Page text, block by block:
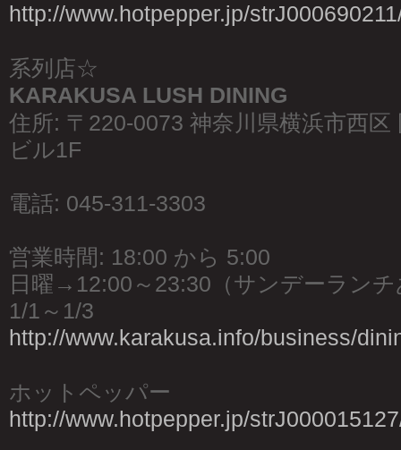
http://www.hotpepper.jp/
系列店☆
KARAKUSA LUSH DINING
住所: 〒220-0073 神奈川県横浜市西区
ビル1F
電話: 045-311-3303
営業時間: 18:00 から 5:00
日曜→12:00～23:30（サンデーラン
1/1～1/3
http://www.karakusa.info/business/
ホットペッパー
http://www.hotpepper.jp/